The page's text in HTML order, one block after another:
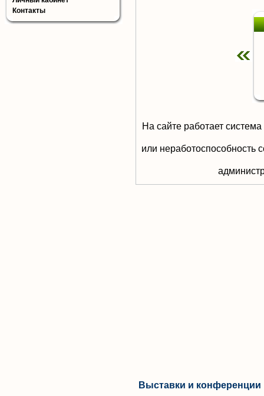
Контакты
На сайте работает
или неработоспособность
Выставки и конференции